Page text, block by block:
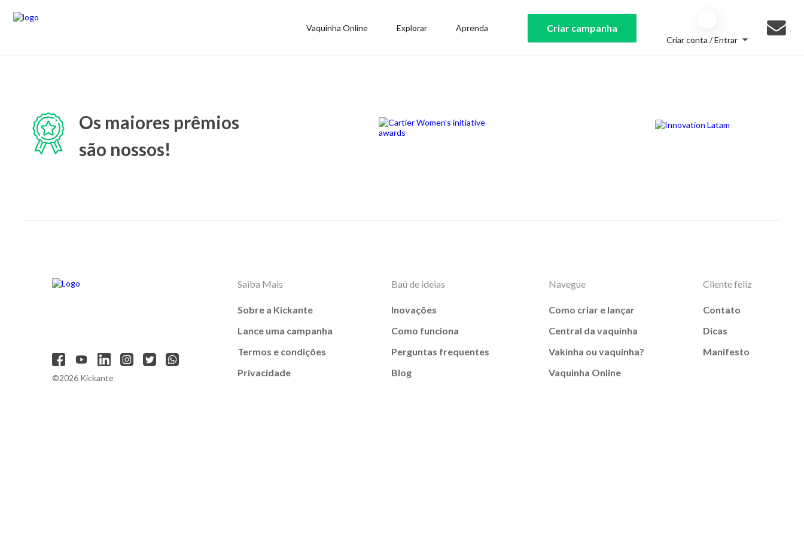
Vaquinha Online Explorar Aprenda Criar campanha
Criar conta / Entrar
Os maiores prêmios
são nossos!
©2026 Kickante
Saiba Mais
Sobre a Kickante
Lance uma campanha
Termos e condições
Privacidade
Baú de ideias
Inovações
Como funciona
Perguntas frequentes
Blog
Navegue
Como criar e lançar
Central da vaquinha
Vakinha ou vaquinha?
Vaquinha Online
Cliente feliz
Contato
Dicas
Manifesto